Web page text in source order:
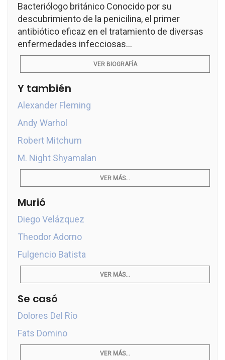
Bacteriólogo británico Conocido por su
descubrimiento de la penicilina, el primer
antibiótico eficaz en el tratamiento de diversas
enfermedades infecciosas...
VER BIOGRAFÍA
Y también
Alexander Fleming
Andy Warhol
Robert Mitchum
M. Night Shyamalan
VER MÁS...
Murió
Diego Velázquez
Theodor Adorno
Fulgencio Batista
VER MÁS...
Se casó
Dolores Del Río
Fats Domino
VER MÁS...